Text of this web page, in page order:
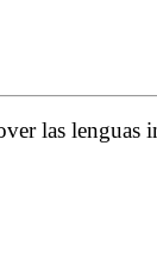
las